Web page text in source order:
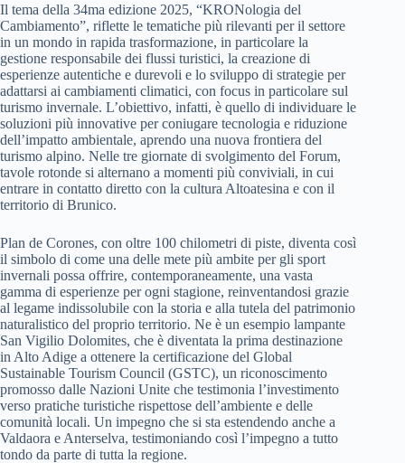
Il tema della 34ma edizione 2025, “KRONologia del
Cambiamento”, riflette le tematiche più rilevanti per il settore
in un mondo in rapida trasformazione, in particolare la
gestione responsabile dei flussi turistici, la creazione di
esperienze autentiche e durevoli e lo sviluppo di strategie per
adattarsi ai cambiamenti climatici, con focus in particolare sul
turismo invernale. L’obiettivo, infatti, è quello di individuare le
soluzioni più innovative per coniugare tecnologia e riduzione
dell’impatto ambientale, aprendo una nuova frontiera del
turismo alpino. Nelle tre giornate di svolgimento del Forum,
tavole rotonde si alternano a momenti più conviviali, in cui
entrare in contatto diretto con la cultura Altoatesina e con il
territorio di Brunico.
Plan de Corones, con oltre 100 chilometri di piste, diventa così
il simbolo di come una delle mete più ambite per gli sport
invernali possa offrire, contemporaneamente, una vasta
gamma di esperienze per ogni stagione, reinventandosi grazie
al legame indissolubile con la storia e alla tutela del patrimonio
naturalistico del proprio territorio. Ne è un esempio lampante
San Vigilio Dolomites, che è diventata la prima destinazione
in Alto Adige a ottenere la certificazione del Global
Sustainable Tourism Council (GSTC), un riconoscimento
promosso dalle Nazioni Unite che testimonia l’investimento
verso pratiche turistiche rispettose dell’ambiente e delle
comunità locali. Un impegno che si sta estendendo anche a
Valdaora e Anterselva, testimoniando così l’impegno a tutto
tondo da parte di tutta la regione.